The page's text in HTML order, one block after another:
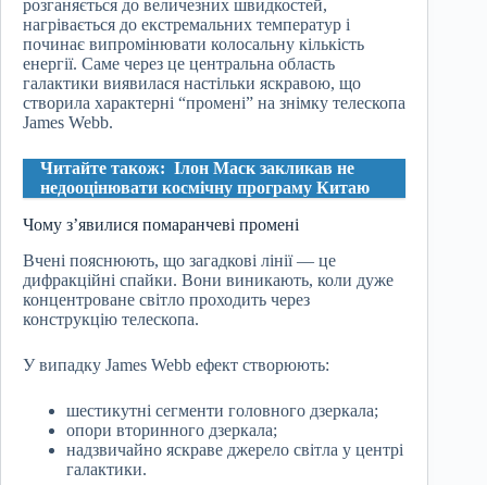
розганяється до величезних швидкостей,
нагрівається до екстремальних температур і
починає випромінювати колосальну кількість
енергії. Саме через це центральна область
галактики виявилася настільки яскравою, що
створила характерні “промені” на знімку телескопа
James Webb.
Читайте також: Ілон Маск закликав не
недооцінювати космічну програму Китаю
Чому з’явилися помаранчеві промені
Вчені пояснюють, що загадкові лінії — це
дифракційні спайки. Вони виникають, коли дуже
концентроване світло проходить через
конструкцію телескопа.
У випадку James Webb ефект створюють:
шестикутні сегменти головного дзеркала;
опори вторинного дзеркала;
надзвичайно яскраве джерело світла у центрі
галактики.